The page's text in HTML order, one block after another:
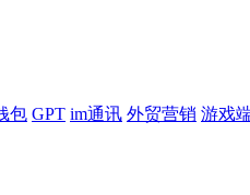
包 GPT im通讯 外贸营销 游戏